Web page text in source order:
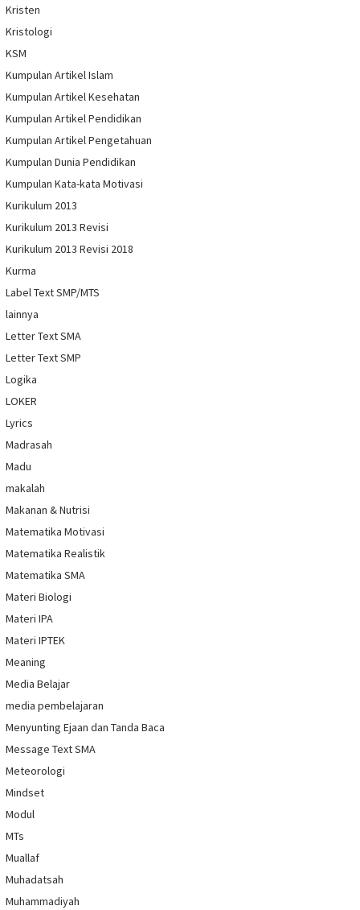
Kristen
Kristologi
KSM
Kumpulan Artikel Islam
Kumpulan Artikel Kesehatan
Kumpulan Artikel Pendidikan
Kumpulan Artikel Pengetahuan
Kumpulan Dunia Pendidikan
Kumpulan Kata-kata Motivasi
Kurikulum 2013
Kurikulum 2013 Revisi
Kurikulum 2013 Revisi 2018
Kurma
Label Text SMP/MTS
lainnya
Letter Text SMA
Letter Text SMP
Logika
LOKER
Lyrics
Madrasah
Madu
makalah
Makanan & Nutrisi
Matematika Motivasi
Matematika Realistik
Matematika SMA
Materi Biologi
Materi IPA
Materi IPTEK
Meaning
Media Belajar
media pembelajaran
Menyunting Ejaan dan Tanda Baca
Message Text SMA
Meteorologi
Mindset
Modul
MTs
Muallaf
Muhadatsah
Muhammadiyah